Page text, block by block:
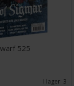
525
I lager: 3